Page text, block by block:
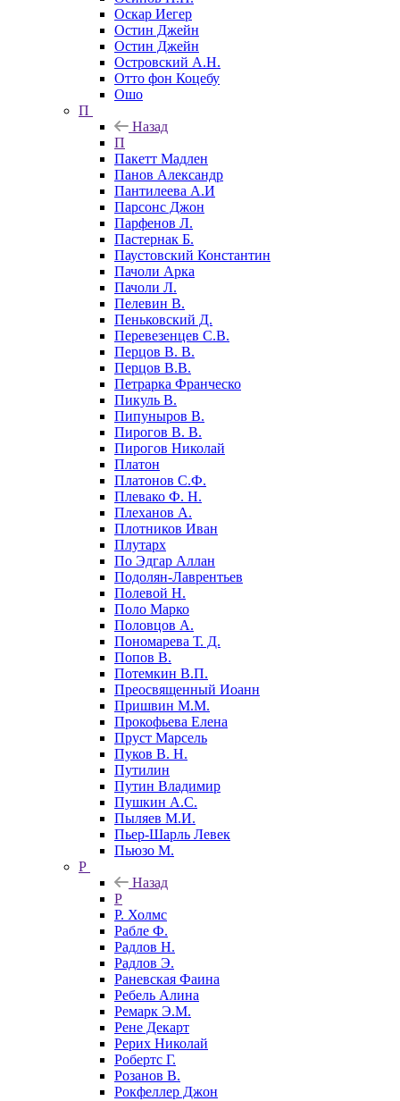
Оскар Иегер
Остин Джейн
Остин Джейн
Островский А.Н.
Отто фон Коцебу
Ошо
П
Назад
П
Пакетт Мадлен
Панов Александр
Пантилеева А.И
Парсонс Джон
Парфенов Л.
Пастернак Б.
Паустовский Константин
Пачоли Арка
Пачоли Л.
Пелевин В.
Пеньковский Д.
Перевезенцев С.В.
Перцов В. В.
Перцов В.В.
Петрарка Франческо
Пикуль В.
Пипуныров В.
Пирогов В. В.
Пирогов Николай
Платон
Платонов С.Ф.
Плевако Ф. Н.
Плеханов А.
Плотников Иван
Плутарх
По Эдгар Аллан
Подолян-Лаврентьев
Полевой Н.
Поло Марко
Половцов А.
Пономарева Т. Д.
Попов В.
Потемкин В.П.
Преосвященный Иоанн
Пришвин М.М.
Прокофьева Елена
Пруст Марсель
Пуков В. Н.
Путилин
Путин Владимир
Пушкин А.С.
Пыляев М.И.
Пьер-Шарль Левек
Пьюзо М.
Р
Назад
Р
Р. Холмс
Рабле Ф.
Радлов Н.
Радлов Э.
Раневская Фаина
Ребель Алина
Ремарк Э.М.
Рене Декарт
Рерих Николай
Робертс Г.
Розанов В.
Рокфеллер Джон